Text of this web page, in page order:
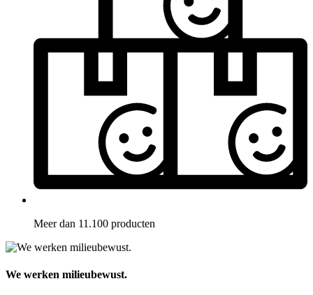
Meer dan 11.100 producten
We werken milieubewust.